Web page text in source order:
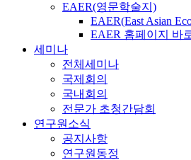
EAER(영문학술지)
EAER(East Asian
EAER 홈페이지 바
세미나
전체세미나
국제회의
국내회의
전문가 초청간담회
연구원소식
공지사항
연구원동정